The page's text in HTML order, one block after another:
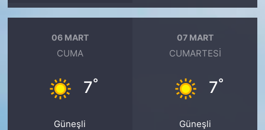
06 MART
CUMA
7°
Güneşli
07 MART
CUMARTESI
7°
Güneşli